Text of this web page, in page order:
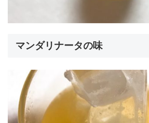
マンダリナータの味